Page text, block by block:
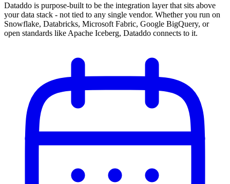
Dataddo is purpose-built to be the integration layer that sits above
your data stack - not tied to any single vendor. Whether you run on
Snowflake, Databricks, Microsoft Fabric, Google BigQuery, or
open standards like Apache Iceberg, Dataddo connects to it.